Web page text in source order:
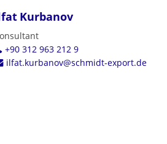
Kurbanov
+90 312 963 212 9
ilfat.kurbanov@schmidt-export.de